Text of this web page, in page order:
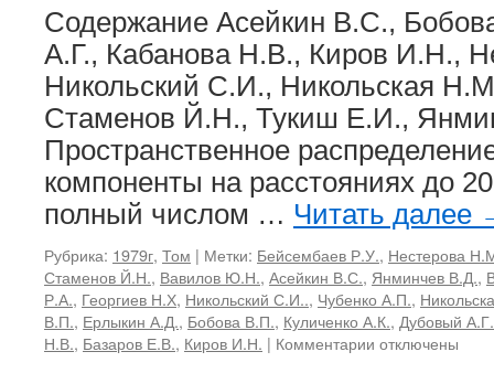
Содержание Асейкин В.С.,
А.Г., Кабанова Н.В., Киров И.Н.,
Никольский С.И., Никольская
Стаменов Й.Н., Тукиш Е.И.,
Пространственное
компоненты на расстояниях до
полный числом … Читать далее
Рубрика: 1979г, Том | Метки: Бейсембаев Р.У., Нестерова
Стаменов Й.Н., Вавилов Ю.Н., Асейкин В.С., Янминчев В.Д.,
Р.А., Георгиев Н.Х, Никольский С.И.., Чубенко А.П.,
В.П., Ерлыкин А.Д., Бобова В.П., Куличенко А.К., Дубовый А.Г.
Н.В., Базаров Е.В., Киров И.Н. | Комментарии котключены